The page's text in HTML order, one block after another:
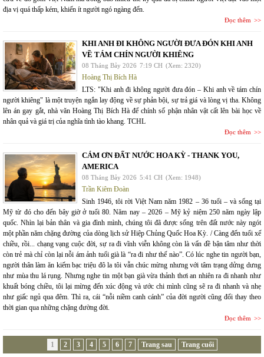
địa vị quá thấp kém, khiến ít người ngó ngàng đến.
Đọc thêm
KHI ANH ĐI KHÔNG NGƯỜI ĐƯA ĐÓN KHI ANH
VỀ TÁM CHÍN NGƯỜI KHIÊNG
08 Tháng Bảy 2026 7:19 CH (Xem: 2320)
Hoàng Thị Bích Hà
LTS: "Khi anh đi không người đưa đón – Khi anh về tám chín
người khiêng" là một truyện ngắn lay động về sự phản bội, sự trả giá và lòng vị tha. Không
lên án gay gắt, nhà văn Hoàng Thị Bích Hà để chính số phận nhân vật cất lên bài học về
nhân quả và giá trị của nghĩa tình tào khang. TCHL
Đọc thêm
CÁM ƠN ĐẤT NƯỚC HOA KỲ - THANK YOU,
AMERICA
08 Tháng Bảy 2026 5:41 CH (Xem: 1948)
Trần Kiêm Đoàn
Sinh 1946, tôi rời Việt Nam năm 1982 – 36 tuổi – và sống tại
Mỹ từ đó cho đến bây giờ ở tuổi 80. Năm nay – 2026 – Mỹ kỷ niệm 250 năm ngày lập
quốc. Nhìn lại bản thân và gia đình mình, chúng tôi đã được sống trên đất nước này ngót
một phần năm chặng đường của dòng lịch sử Hiệp Chủng Quốc Hoa Kỳ. / Càng đến tuổi xế
chiều, rồi... chạng vạng cuộc đời, sự ra đi vĩnh viễn không còn là vấn đề bận tâm như thời
còn trẻ mà chỉ còn lại nỗi ám ảnh tuổi già là “ra đi như thế nào”. Có lúc nghe tin người bạn,
người thân làm ăn kiếm bạc triệu đô la tôi vẫn chúc mừng nhưng với tâm trạng dửng dưng
như mùa thu lá rụng. Nhưng nghe tin một bạn già vừa thảnh thơi an nhiên ra đi nhanh như
khuất bóng chiều, tôi lại mừng đến xúc động và ước chi mình cũng sẽ ra đi nhanh và nhẹ
như giấc ngủ qua đêm. Thì ra, cái “nỗi niềm canh cánh” của đời người cũng đổi thay theo
thời gian qua những chặng đường đời.
Đọc thêm
1 2 3 4 5 6 7 Trang sau Trang cuối